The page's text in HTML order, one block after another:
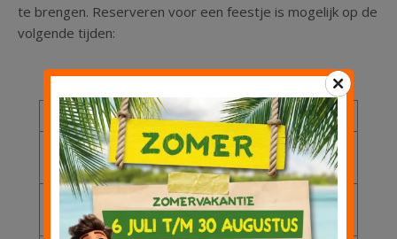
te brengen. Reserveren voor een feestje is mogelijk op de
volgende tijden:
Dag
Tijd
Maandag
Van 16.00 tot 18.00
(tijdens zomervakantie)
Dinsdag
Van 16.00 tot 18.00
(tijdens zomervakantie)